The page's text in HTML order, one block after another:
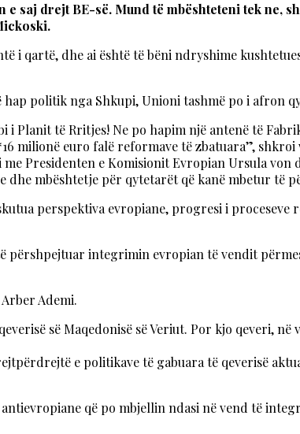
saj drejt BE-së. Mund të mbështeteni tek
i qartë, dhe ai është të bëni ndryshime
politik nga Shkupi, Unioni tashmë po i afron
i Planit të Rritjes! Ne po hapim një antenë të
milionë euro falë reformave të zbatuara”,
Presidenten e Komisionit Evropian Ursula
mbështetje për qytetarët që kanë mbetur të
perspektiva evropiane, progresi i
integrimin evropian të vendit
Ademi.
së Maqedonisë së Veriut. Por kjo qeveri,
e politikave të gabuara të qeverisë
që po mbjellin ndasi në vend të